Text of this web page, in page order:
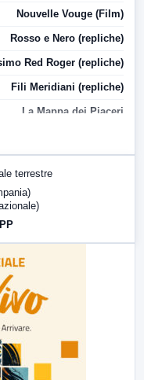
Nouvelle Vouge (Film)
Rosso e Nero (repliche)
Red Roger (repliche)
Fili Meridiani (repliche)
La Mappa dei Piaceri
LabNews (replica)
terrestre